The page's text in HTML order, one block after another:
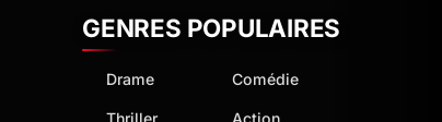
GENRES POPULAIRES
Drame Comédie